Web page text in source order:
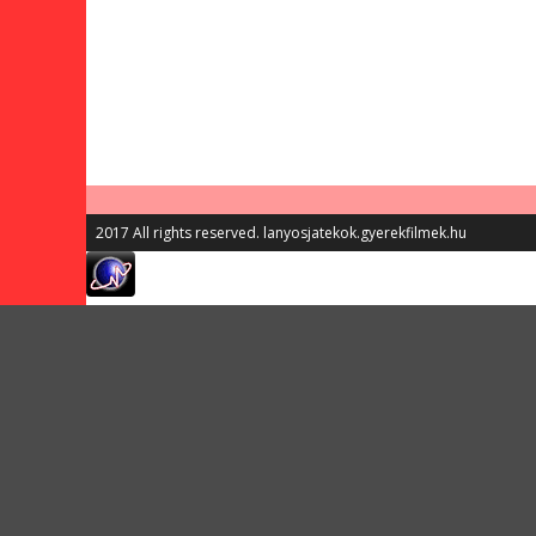
2017 All rights reserved. lanyosjatekok.gyerekfilmek.hu